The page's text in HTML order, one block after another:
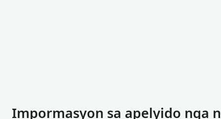
Impormasyon sa apelyido nga